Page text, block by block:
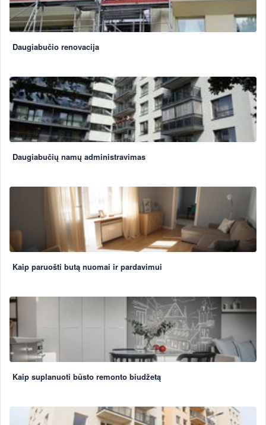
Daugiabučio renovacija
Daugiabučių namų administravimas
Kaip paruošti butą nuomai ir pardavimui
Kaip suplanuoti būsto remonto biudžetą